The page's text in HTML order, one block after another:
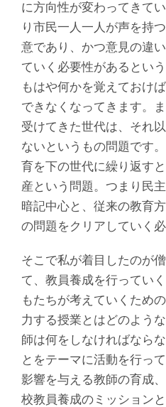
に方向性が変わってきて
り市民一人一人が声を持
意であり、かつ意見の違
ていく必要性があるという
もはや何かを覚えておけ
できなくなってきます。
受けてきた世代は、それ
ないというもの問題です
育を下の世代に繰り返す
産という問題。つまり民
暗記中心と、従来の教育
の問題をクリアしていく
そこで私が着目したのが
て、教員養成を行ってい
もたちが考えていくため
力する授業とはどのよう
師は何をしなければなら
とをテーマに活動を行っ
影響を与える教師の育成
校教員養成のミッションと